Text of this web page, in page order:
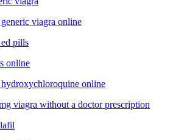
viagra online
pills
online
online
viagra without a doctor prescription